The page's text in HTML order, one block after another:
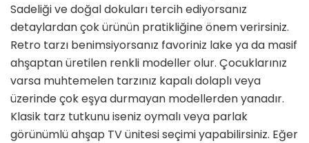
Sadeliği ve doğal dokuları tercih ediyorsanız
detaylardan çok ürünün pratikliğine önem verirsiniz.
Retro tarzı benimsiyorsanız favoriniz lake ya da masif
ahşaptan üretilen renkli modeller olur. Çocuklarınız
varsa muhtemelen tarzınız kapalı dolaplı veya
üzerinde çok eşya durmayan modellerden yanadır.
Klasik tarz tutkunu iseniz oymalı veya parlak
görünümlü ahşap TV ünitesi seçimi yapabilirsiniz. Eğer